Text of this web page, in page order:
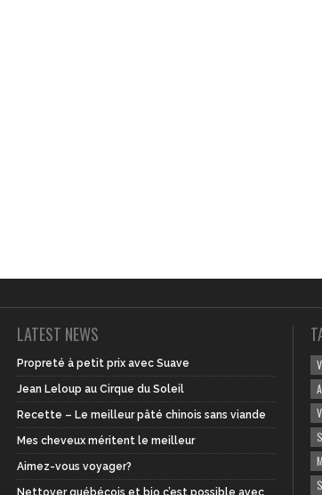
LATEST NEWS
Propreté à petit prix avec Suave
Jean Leloup au Cirque du Soleil
Recette – Le meilleur pâté chinois sans viande
Mes cheveux méritent le meilleur
Aimez-vous voyager?
Nettoyer québécois et bio c’est possible avec